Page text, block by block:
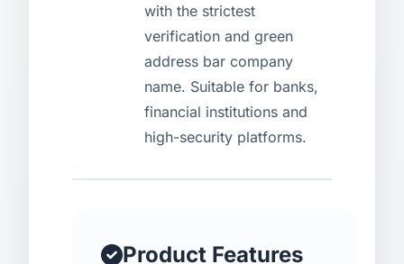
Register
with the strictest
verification and green
address bar company
name. Suitable for banks,
financial institutions and
high-security platforms.
Product Features